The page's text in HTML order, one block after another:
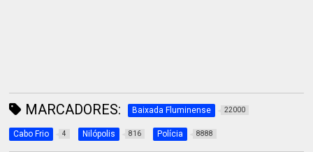
MARCADORES: Baixada Fluminense 22000
Cabo Frio 4 Nilópolis 816 Polícia 8888